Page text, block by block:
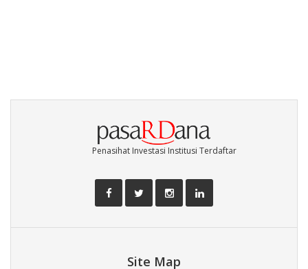
Penasihat Investasi Institusi Terdaftar
Site Map